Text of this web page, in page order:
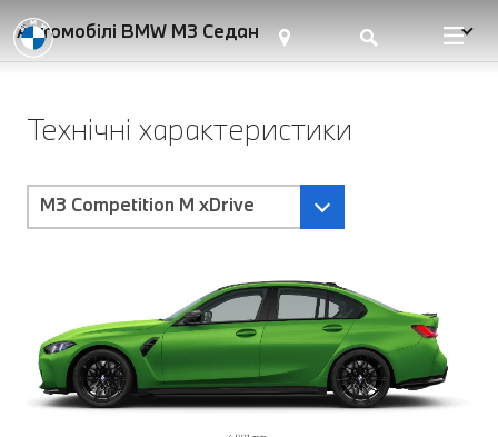
Автомобілі BMW M3 Седан
Технічні характеристики
M3 Competition M xDrive